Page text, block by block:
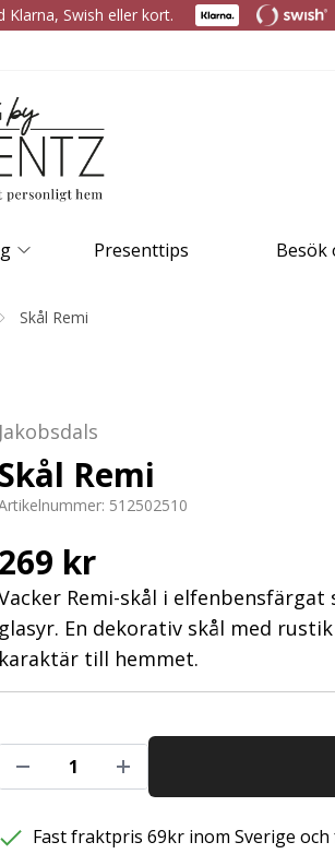
Swish eller kort.
Presenttips Besök
Skål Remi
Jakobsdals
Skål Remi
512502510
269 kr
Remi-skål i
glasyr. En dekorativ skål med
karaktär till hemmet.
Fast fraktpris 69kr inom Sverige